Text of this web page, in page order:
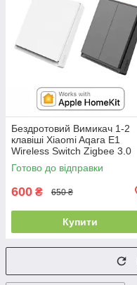
Бездротовий Вимикач 1-2
клавіші Xiaomi Aqara E1
Wireless Switch Zigbee 3.0
Apple HomeKit
Готово до відправки
600 ₴ 650 ₴
Купити